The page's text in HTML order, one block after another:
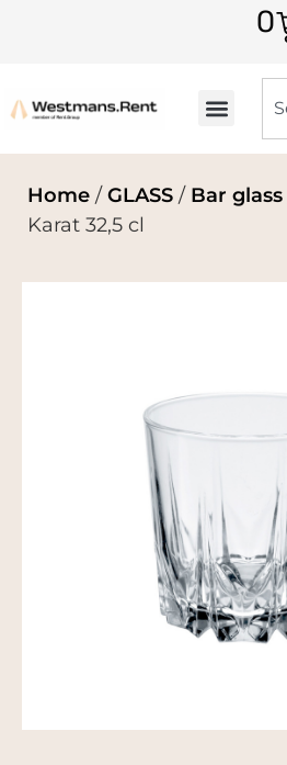
0
Home / GLASS / Bar glass
Karat 32,5 cl